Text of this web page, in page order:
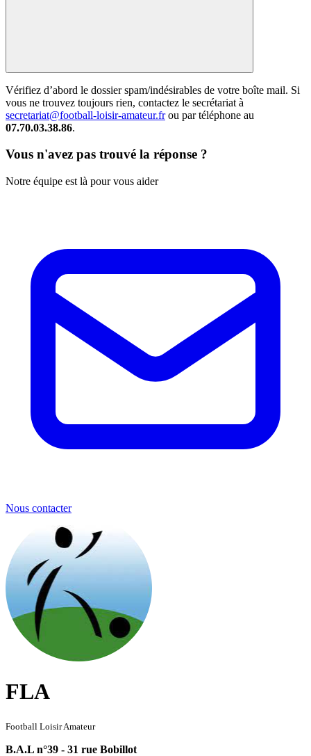
Vérifiez d’abord le dossier spam/indésirables de votre boîte mail. Si
vous ne trouvez toujours rien, contactez le secrétariat à
secretariat@football-loisir-amateur.frou par téléphone au
07.70.03.38.86.
Vous n'avez pas trouvé la réponse ?
Notre équipe est là pour vous aider
Nous contacter
FLA
Football Loisir Amateur
B.A.L n°39 - 31 rue Bobillot